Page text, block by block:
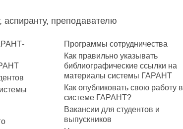
аспиранту, преподавателю
Программы сотрудничества
Как правильно указывать
библиографические ссылки на
материалы системы ГАРАНТ
Как опубликовать свою работу в
системе ГАРАНТ?
Вакансии для студентов и
выпускников